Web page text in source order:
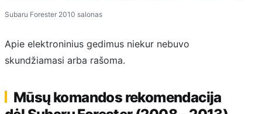
Subaru Forester 2010 salonas
Apie elektroninius gedimus niekur nebuvo
skundžiamasi arba rašoma.
Mūsų komandos rekomendacija